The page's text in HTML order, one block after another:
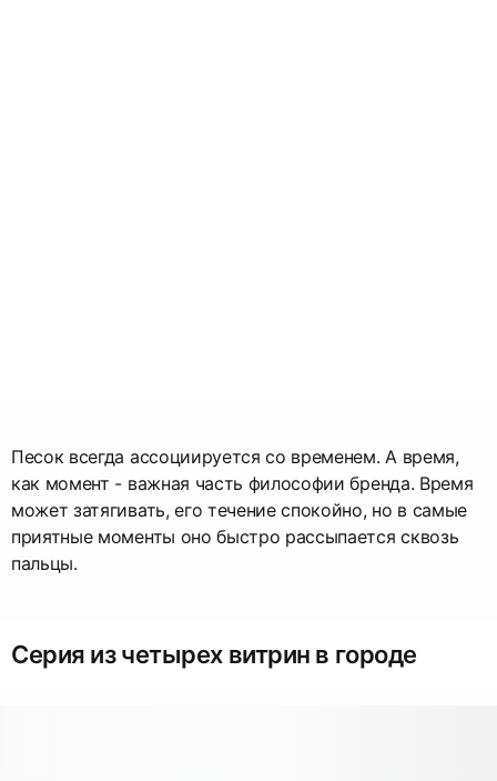
Песок всегда ассоциируется со временем. А время,
как момент - важная часть философии бренда. Время
может затягивать, его течение спокойно, но в самые
приятные моменты оно быстро рассыпается сквозь
пальцы.
Серия из четырех витрин в городе